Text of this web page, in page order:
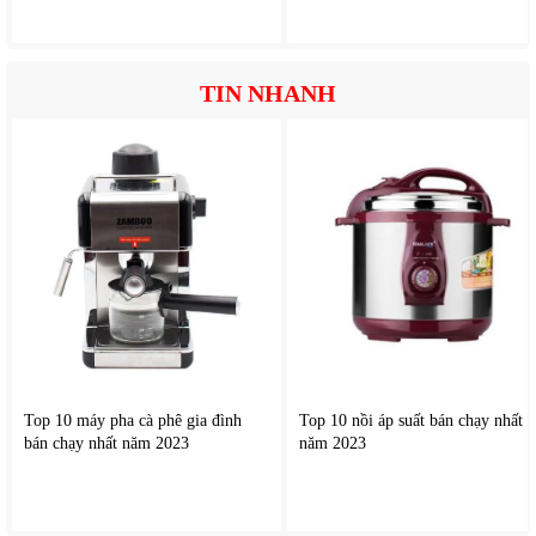
vùng đau mỏi, kết nối với bộ điều khiển và chọn mức cường
TIN NHANH
Top 10 máy pha cà phê gia đình
bán chạy nhất năm 2023
Top 10 nồi áp suất bán chạy nhất
năm 2023